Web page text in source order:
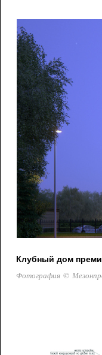
Клубный дом
Фотография ©